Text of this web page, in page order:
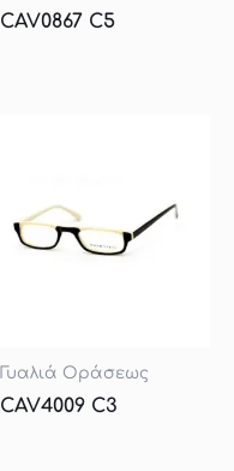
CAV0867 C5
Γυαλιά Οράσεως
CAV4009 C3